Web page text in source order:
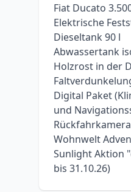
Fiat Ducato
Elektrische
Dieseltank 90 l
Abwassertank
Holzrost in der
Digital Paket
und
Wohnwelt
Sunlight Aktion
bis 31.10.26)